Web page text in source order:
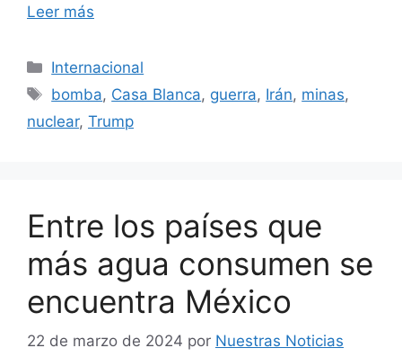
Leer más
Categorías
Internacional
Etiquetas
bomba, Casa Blanca, guerra, Irán, minas,
nuclear, Trump
Entre los países que
más agua consumen se
encuentra México
22 de marzo de 2024 por Nuestras Noticias